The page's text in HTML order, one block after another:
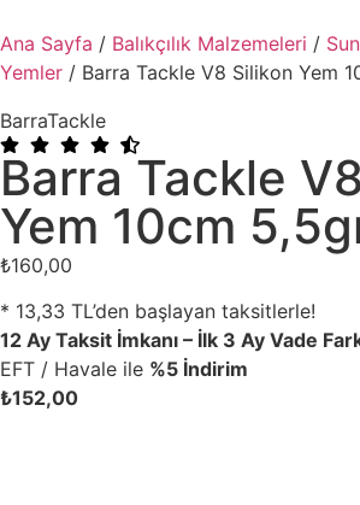
Ana Sayfa / Balıkçılık Malzemeleri /
Yemler / Barra Tackle V8 Silikon Yem
BarraTackle
Barra Tackle
Yem 10cm
₺160,00
* 13,33 TL’den başlayan taksitlerle!
12 Ay Taksit İmkanı – İlk 3 Ay Vade
EFT / Havale ile %5 İndirim
₺152,00